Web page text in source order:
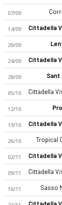
07/09
14/09
20/09
24/09
28/09 Sant
05/10
12/10
19/10
26/10 Tropical
02/11
09/11
16/11 Sasso